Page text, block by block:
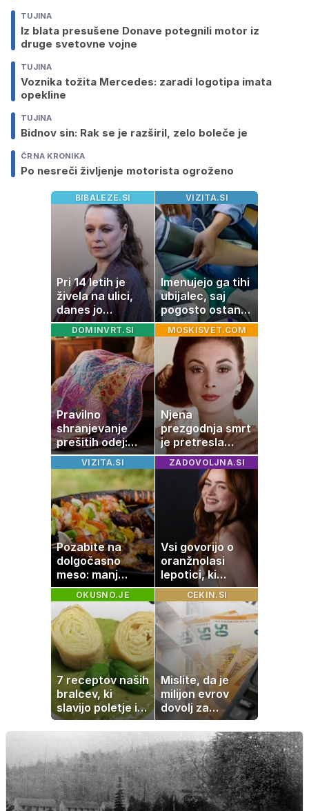
TUJINA
Iz blata presušene Donave potegnili motor iz
druge svetovne vojne
TUJINA
Voznika tožita Mercedes: zaradi logotipa imata
opekline
TUJINA
Bidnov sin: Rak se je razširil, zelo boleče je
ČRNA KRONIKA
Po nesreči življenje motorista ogroženo
BIBALEZE.SI
Pri 14 letih je
živela na ulici,
danes jo
občuduje ves
svet
VIZITA.SI
Imenujejo ga tihi
ubijalec, saj
pogosto ostane
neopažen:
nenavadni
simptomi
visokega
holesterola
DOMINVRT.SI
Pravilno
shranjevanje
prešitih odej:
Kako ohraniti
družinsko
dediščino
MOSKISVET.COM
Njena
prezgodnja smrt
je pretresla
modni svet: za
slavo se je
skrivala
tragedija
VIZITA.SI
Pozabite na
dolgočasno
meso: manj
maščobe, več
svežine
ZADOVOLJNA.SI
Vsi govorijo o
oranžnolasi
lepotici, ki
navdušuje s
skrivnostno
vlogo
OKUSNO.JE
7 receptov naših
bralcev, ki
slavijo poletje in
tradicijo
CEKIN.SI
Mislite, da je
milijon evrov
dovolj za
sanjsko
stanovanje? Te
številke so
šokirale Evropo